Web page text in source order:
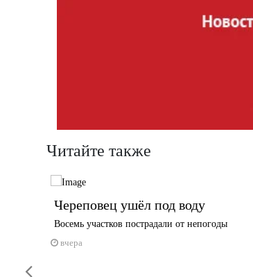
Читайте также
Череповец ушёл под воду
Восемь участков пострадали от непогоды
вчера